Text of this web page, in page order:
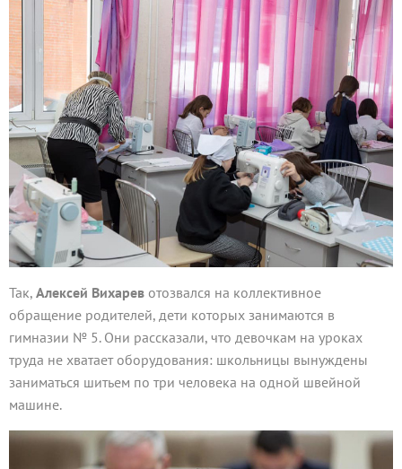
Так, Алексей Вихарев отозвался на коллективное
обращение родителей, дети которых занимаются в
гимназии № 5. Они рассказали, что девочкам на уроках
труда не хватает оборудования: школьницы вынуждены
заниматься шитьем по три человека на одной швейной
машине.